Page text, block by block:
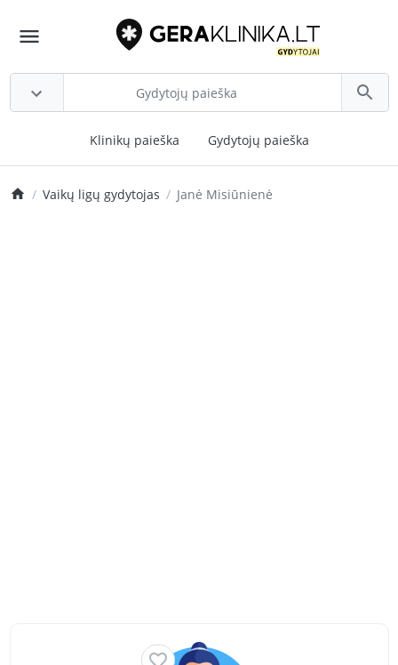
Klinikų paieška Gydytojų paieška
Vaikų ligų gydytojas Janė Misiūnienė